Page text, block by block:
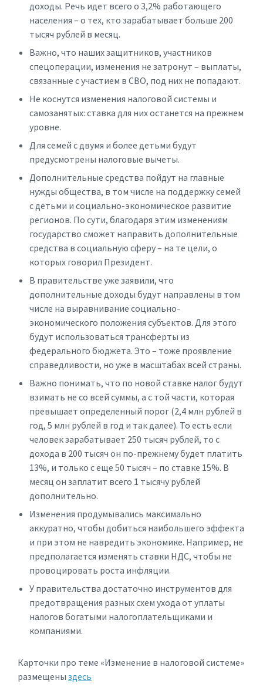
доходы. Речь идет всего о 3,2% работающего
населения – о тех, кто зарабатывает больше 200
тысяч рублей в месяц.
Важно, что наших защитников, участников
спецоперации, изменения не затронут – выплаты,
связанные с участием в СВО, под них не попадают.
Не коснутся изменения налоговой системы и
самозанятых: ставка для них останется на прежнем
уровне.
Для семей с двумя и более детьми будут
предусмотрены налоговые вычеты.
Дополнительные средства пойдут на главные
нужды общества, в том числе на поддержку семей
с детьми и социально-экономическое развитие
регионов. По сути, благодаря этим изменениям
государство сможет направить дополнительные
средства в социальную сферу – на те цели, о
которых говорил Президент.
В правительстве уже заявили, что
дополнительные доходы будут направлены в том
числе на выравнивание социально-
экономического положения субъектов. Для этого
будут использоваться трансферты из
федерального бюджета. Это – тоже проявление
справедливости, но уже в масштабах всей страны.
Важно понимать, что по новой ставке налог будут
взимать не со всей суммы, а с той части, которая
превышает определенный порог (2,4 млн рублей в
год, 5 млн рублей в год и так далее). То есть если
человек зарабатывает 250 тысяч рублей, то с
дохода в 200 тысяч он по-прежнему будет платить
13%, и только с еще 50 тысяч – по ставке 15%. В
месяц он заплатит всего 1 тысячу рублей
дополнительно.
Изменения продумывались максимально
аккуратно, чтобы добиться наибольшего эффекта
и при этом не навредить экономике. Например, не
предполагается изменять ставки НДС, чтобы не
провоцировать роста инфляции.
У правительства достаточно инструментов для
предотвращения разных схем ухода от уплаты
налогов богатыми налогоплательщиками и
компаниями.
Карточки про теме «Изменение в налоговой системе»
размещены здесь